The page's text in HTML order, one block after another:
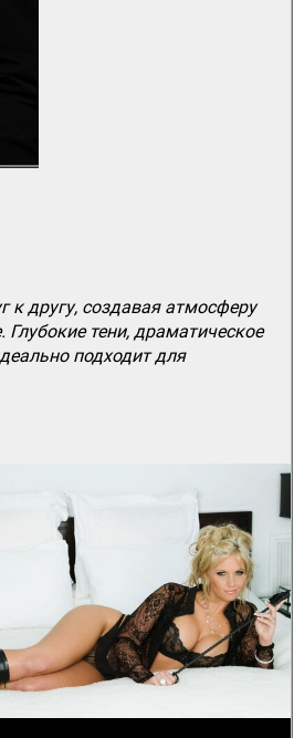
другу, создавая атмосферу
тени, драматическое
подходит для